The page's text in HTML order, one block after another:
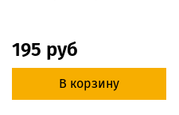
195 руб
В корзину